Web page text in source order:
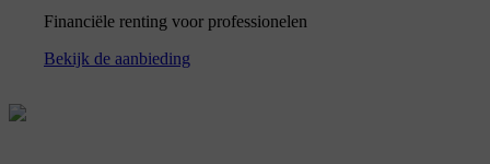
Financiële renting voor professionelen
Bekijk de aanbieding